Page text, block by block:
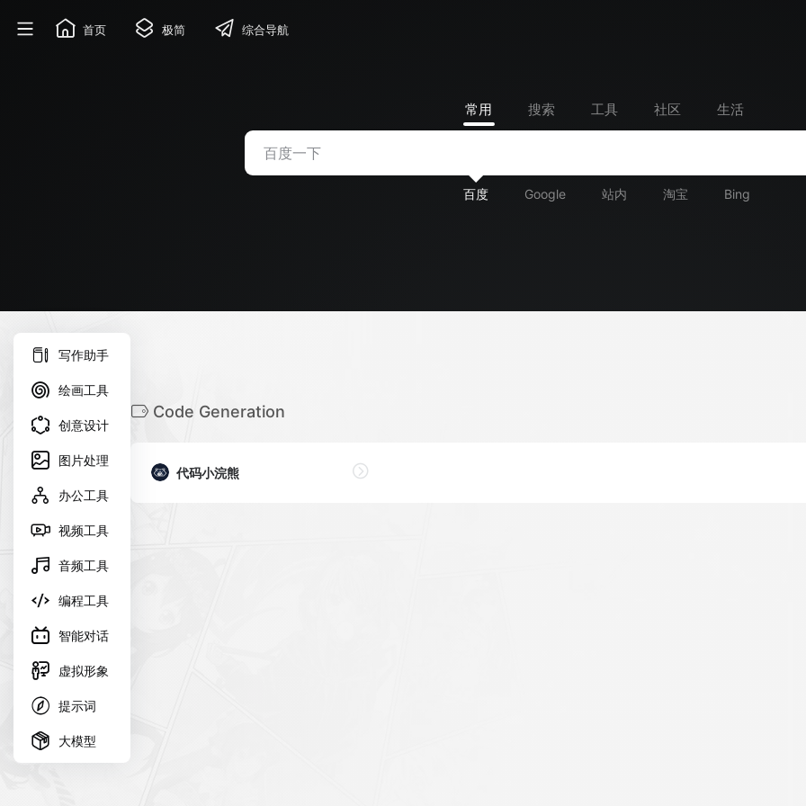
首页 极简 综合导航
常用 搜索 工具 社区 生活
百度 Google 站内 淘宝 Bing
写作助手
绘画工具
创意设计
图片处理
办公工具
视频工具
音频工具
编程工具
智能对话
虚拟形象
提示词
大模型
Code Generation
代码小浣熊